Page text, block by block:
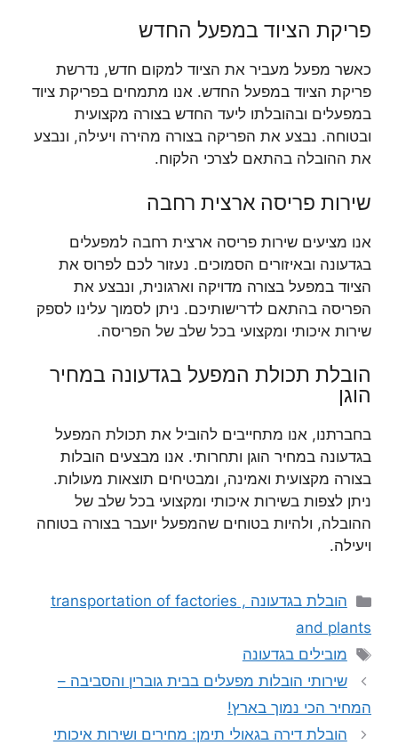
פריקת הציוד במפעל החדש
כאשר מפעל מעביר את הציוד למקום חדש, נדרשת
פריקת הציוד במפעל החדש. אנו מתמחים בפריקת ציוד
במפעלים ובהובלתו ליעד החדש בצורה מקצועית
ובטוחה. נבצע את הפריקה בצורה מהירה ויעילה, ונבצע
את ההובלה בהתאם לצרכי הלקוח.
שירות פריסה ארצית רחבה
אנו מציעים שירות פריסה ארצית רחבה למפעלים
בגדעונה ובאיזורים הסמוכים. נעזור לכם לפרוס את
הציוד במפעל בצורה מדויקה וארגונית, ונבצע את
הפריסה בהתאם לדרישותיכם. ניתן לסמוך עלינו לספק
שירות איכותי ומקצועי בכל שלב של הפריסה.
הובלת תכולת המפעל בגדעונה במחיר
הוגן
בחברתנו, אנו מתחייבים להוביל את תכולת המפעל
בגדעונה במחיר הוגן ותחרותי. אנו מבצעים הובלות
בצורה מקצועית ואמינה, ומבטיחים תוצאות מעולות.
ניתן לצפות בשירות איכותי ומקצועי בכל שלב של
ההובלה, ולהיות בטוחים שהמפעל יועבר בצורה בטוחה
ויעילה.
קטגוריות
הובלת בגדעונה , transportation of factories
and plants
תגיות
מובילים בגדעונה
שירותי הובלות מפעלים בבית גוברין והסביבה –
המחיר הכי נמוך בארץ!
הובלת דירה בגאולי תימן: מחירים ושירות איכותי